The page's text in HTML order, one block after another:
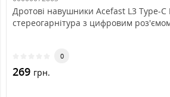
Дротові навушники Acefast L3 Type-C
стереогарнітура з цифровим
0
269 грн.